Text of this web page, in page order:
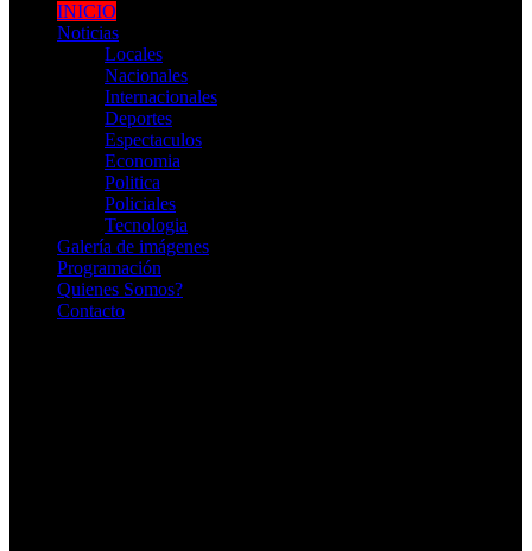
INICIO
Noticias
Locales
Nacionales
Internacionales
Deportes
Espectaculos
Economia
Politica
Policiales
Tecnologia
Galería de imágenes
Programación
Quienes Somos?
Contacto